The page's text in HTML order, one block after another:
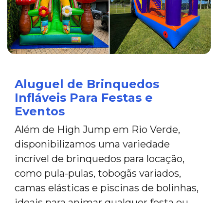
Aluguel de Brinquedos
Infláveis Para Festas e
Eventos
Além de High Jump em Rio Verde,
disponibilizamos uma variedade
incrível de brinquedos para locação,
como pula-pulas, tobogãs variados,
camas elásticas e piscinas de bolinhas,